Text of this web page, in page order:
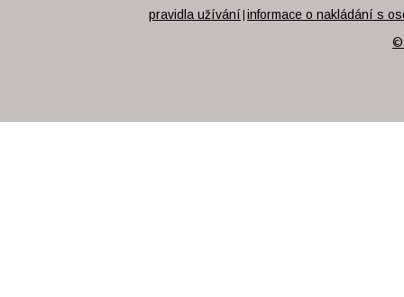
pravidla užívání | informace o nakládání s
©